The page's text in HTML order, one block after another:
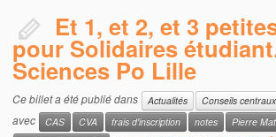
Et 1, et 2, et 3
pour Solidaires
Sciences Po Lille
Ce billet a été publié dans Actualités Conseils centraux
avec
CAS CVA frais d'inscription notes Pierre